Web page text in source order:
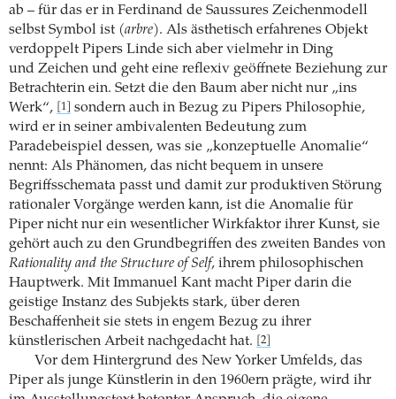
ab – für das er in Ferdinand de Saussures Zeichenmodell
selbst Symbol ist (­arbre). Als ästhetisch erfahrenes Objekt
ver­doppelt Pipers Linde sich aber vielmehr in Ding
und Zeichen und geht eine reflexiv geöffnete ­Beziehung zur
Betrachterin ein. Setzt die den Baum aber nicht nur „ins
Werk“,
[1]
sondern auch in Bezug zu Pipers Philosophie,
wird er in seiner ambivalenten Bedeutung zum
Paradebeispiel ­dessen, was sie „konzeptuelle Anomalie“
nennt: Als Phänomen, das nicht bequem in unsere
Begriffsschemata passt und damit zur produktiven Störung
rationaler Vorgänge werden kann, ist die Anomalie für
Piper nicht nur ein wesentlicher Wirkfaktor ihrer Kunst, sie
gehört auch zu den Grundbegriffen des zweiten Bandes von
Rationality and the Structure of Self, ihrem philosophischen
Hauptwerk. Mit Immanuel Kant macht Piper darin die
geistige Instanz des Subjekts stark, über deren
Beschaffenheit sie stets in engem Bezug zu ihrer
künstlerischen Arbeit nachgedacht hat.
[2]
Vor dem Hintergrund des New Yorker Umfelds, das
Piper als junge Künstlerin in den 1960ern prägte, wird ihr